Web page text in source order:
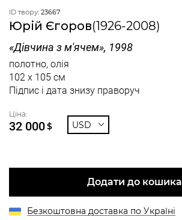
ID твору: 23667
Юрій Єгоров(1926-2008)
«Дівчина з м'ячем», 1998
полотно, олія
102 x 105 см
Підпис і дата знизу праворуч
Ціна:
32 000$ USD
Додати до кошика
Безкоштовна доставка по Україні